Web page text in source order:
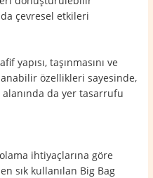
çevresel etkileri
yapısı, taşınmasını ve
özellikleri sayesinde,
alanında da yer tasarrufu
ihtiyaçlarına göre
sık kullanılan Big Bag